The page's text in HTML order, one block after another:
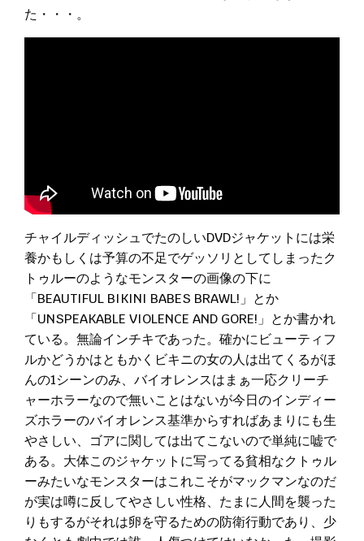
た・・・。
チャイルディッシュでたのしいDVDジャケットには栄
養かもしくは予算の不足でゲッソリとしてしまったク
トゥルーのようなモンスターの画像の下に
「BEAUTIFUL BIKINI BABES BRAWL!」とか
「UNSPEAKABLE VIOLENCE AND GORE!」とか書かれ
ている。無論インチキであった。確かにビューティフ
ルかどうかはともかくビキニの女の人は出てくるがほ
んの1シーンのみ、バイオレンスはまぁ一応クリーチ
ャーホラーなので無いことはないが今日のインディー
ズホラーのバイオレンス基準からすればあまりにも生
やさしい、ゴアに関しては出てこないので単純に嘘で
ある。大体このジャケットに写ってる貧相なクトゥル
ーみたいなモンスターはこれこそがマックマンなのだ
が実は噂に反してやさしい性格、たまに人間を襲った
りもするがそれは卵を守るための防衛行動であり、少